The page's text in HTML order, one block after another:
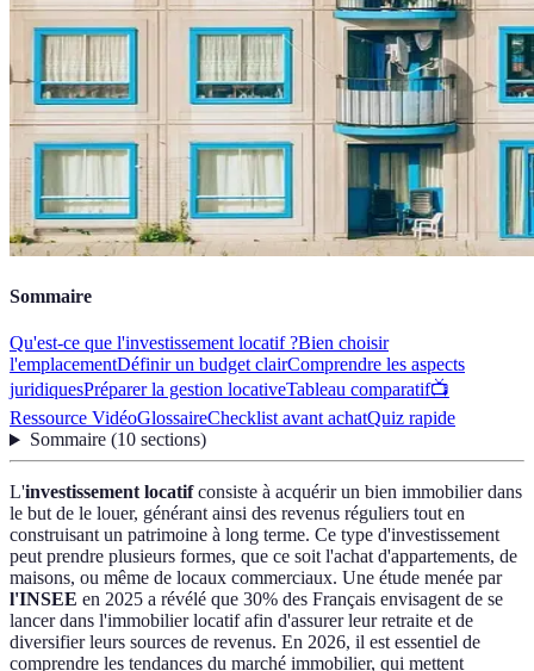
Sommaire
Qu'est-ce que l'investissement locatif ?Bien choisir
l'emplacementDéfinir un budget clairComprendre les aspects
juridiquesPréparer la gestion locativeTableau comparatif📺
Ressource VidéoGlossaireChecklist avant achatQuiz rapide
Sommaire(10 sections)
L'investissement locatifconsiste à acquérir un bien immobilier dans
le but de le louer, générant ainsi des revenus réguliers tout en
construisant un patrimoine à long terme. Ce type d'investissement
peut prendre plusieurs formes, que ce soit l'achat d'appartements, de
maisons, ou même de locaux commerciaux. Une étude menée par
l'INSEE en 2025 a révélé que 30% des Français envisagent de se
lancer dans l'immobilier locatif afin d'assurer leur retraite et de
diversifier leurs sources de revenus. En 2026, il est essentiel de
comprendre les tendances du marché immobilier, qui mettent